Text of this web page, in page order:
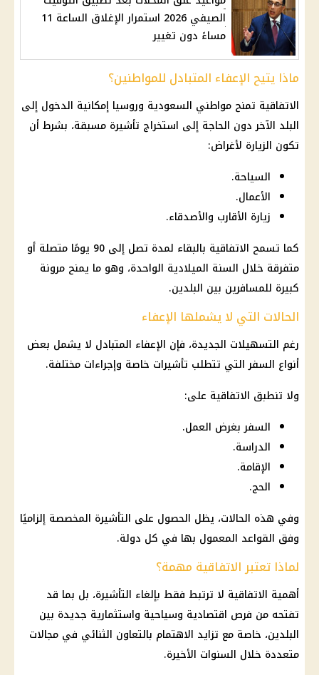
الصيفي 2026 استمرار الإغلاق الساعة 11
مساءً دون تغيير
ماذا يتيح الإعفاء المتبادل للمواطنين؟
الاتفاقية تمنح مواطني السعودية وروسيا إمكانية الدخول إلى
البلد الآخر دون الحاجة إلى استخراج تأشيرة مسبقة، بشرط أن
تكون الزيارة لأغراض:
السياحة.
الأعمال.
زيارة الأقارب والأصدقاء.
كما تسمح الاتفاقية بالبقاء لمدة تصل إلى 90 يومًا متصلة أو
متفرقة خلال السنة الميلادية الواحدة، وهو ما يمنح مرونة
كبيرة للمسافرين بين البلدين.
الحالات التي لا يشملها الإعفاء
رغم التسهيلات الجديدة، فإن الإعفاء المتبادل لا يشمل بعض
أنواع السفر التي تتطلب تأشيرات خاصة وإجراءات مختلفة.
ولا تنطبق الاتفاقية على:
السفر بغرض العمل.
الدراسة.
الإقامة.
الحج.
وفي هذه الحالات، يظل الحصول على التأشيرة المخصصة إلزاميًا
وفق القواعد المعمول بها في كل دولة.
لماذا تعتبر الاتفاقية مهمة؟
أهمية الاتفاقية لا ترتبط فقط بإلغاء التأشيرة، بل بما قد
تفتحه من فرص اقتصادية وسياحية واستثمارية جديدة بين
البلدين، خاصة مع تزايد الاهتمام بالتعاون الثنائي في مجالات
متعددة خلال السنوات الأخيرة.